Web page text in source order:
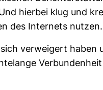
hierbei klug und
des Inter­nets nutzen.
ver­wei­gert haben